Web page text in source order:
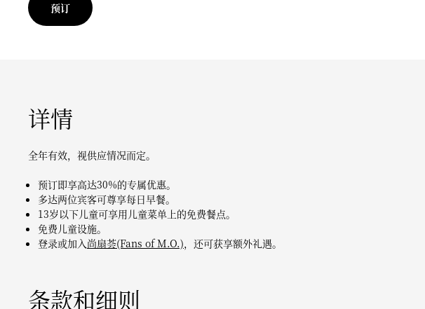
预订
详情
全年有效，视供应情况而定。
预订即享高达30%的专属优惠。
多达两位宾客可尊享每日早餐。
13岁以下儿童可享用儿童菜单上的免费餐点。
免费儿童设施。
登录或加入尚扇荟(Fans of M.O.)，还可获享额外礼遇。
条款和细则